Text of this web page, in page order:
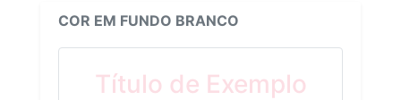
COR EM FUNDO BRANCO
Título de Exemplo